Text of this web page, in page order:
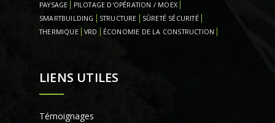
PAYSAGE
PILOTAGE D'OPÉRATION / MOEX
SMARTBUILDING
STRUCTURE
SÛRETÉ SÉCURITÉ
THERMIQUE
VRD ÉCONOMIE DE LA CONSTRUCTION
LIENS UTILES
Témoignages